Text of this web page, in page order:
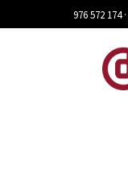
al
976 572 174 ·